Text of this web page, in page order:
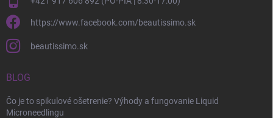
https://www.facebook.com/beautissimo.sk
beautissimo.sk
BLOG
Čo je to spikulové ošetrenie? Výhody a fungovanie Liquid
Microneedlingu